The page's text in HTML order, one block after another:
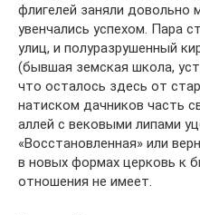
флигелей заняли довольно
увенчались успехом. Пара
улиц, и полуразрушенный
(бывшая земская школа,
что осталось здесь от
натиском дачников часть
аллей с вековыми липами
«Восстановленная» или
в новых формах церковь к
отношения не имеет.